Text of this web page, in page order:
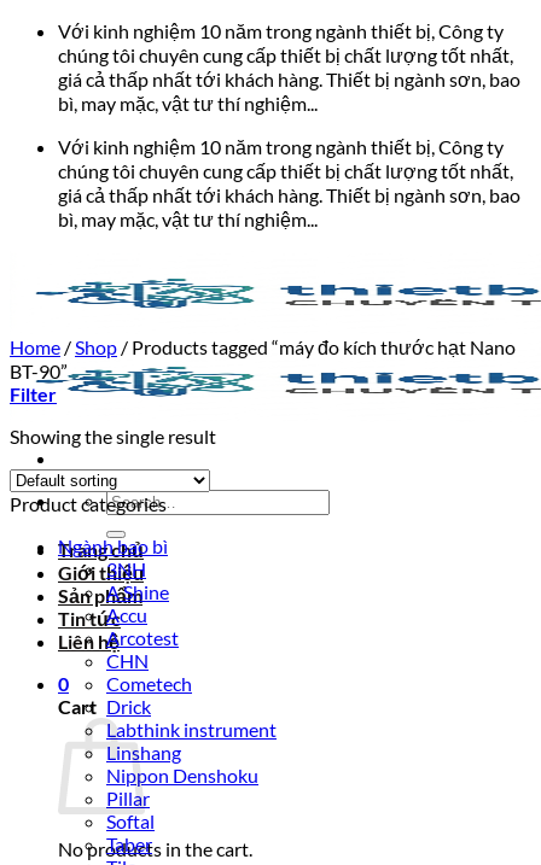
Với kinh nghiệm 10 năm trong ngành thiết bị, Công ty
chúng tôi chuyên cung cấp thiết bị chất lượng tốt nhất,
giá cả thấp nhất tới khách hàng. Thiết bị ngành sơn, bao
bì, may mặc, vật tư thí nghiệm...
Với kinh nghiệm 10 năm trong ngành thiết bị, Công ty
chúng tôi chuyên cung cấp thiết bị chất lượng tốt nhất,
giá cả thấp nhất tới khách hàng. Thiết bị ngành sơn, bao
bì, may mặc, vật tư thí nghiệm...
Search
for:
Trang chủ
Giới thiệu
Sản phẩm
Tin tức
Liên hệ
0
Cart
No products in the cart.
Home /Shop / Products tagged “máy đo kích thước hạt Nano
BT-90”
Filter
Showing the single result
Product categories
Ngành bao bì
3NH
A Shine
Accu
Arcotest
CHN
Cometech
Drick
Labthink instrument
Linshang
Nippon Denshoku
Pillar
Softal
Taber